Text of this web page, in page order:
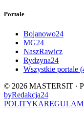
Portale
Bojanowo24
MG24
NaszRawicz
Rydzyna24
Wszystkie portale (
© 2026 MASTERSIT ·
byRedakcja24
POLITYKA